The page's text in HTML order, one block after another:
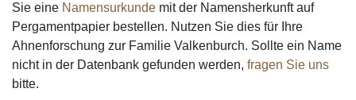
Sie eine Namensurkunde mit der Namensherkunft auf
Pergamentpapier bestellen. Nutzen Sie dies für Ihre
Ahnenforschung zur Familie Valkenburch. Sollte ein Name
nicht in der Datenbank gefunden werden, fragen Sie uns
bitte.